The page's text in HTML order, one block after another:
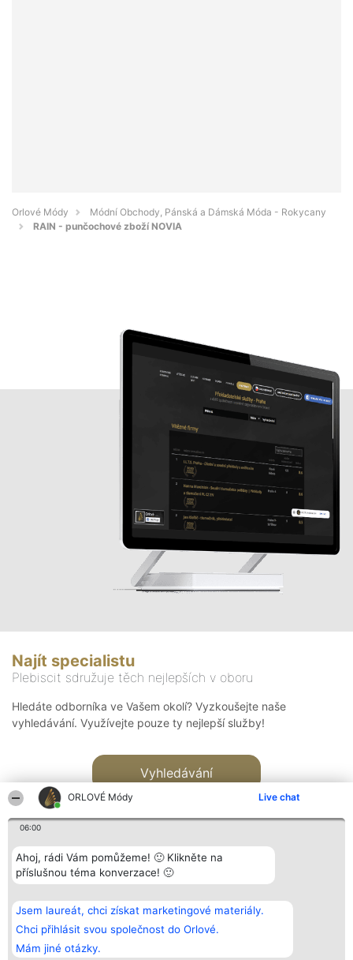
ORLOVÉ Módy Live chat
06:00
Ahoj, rádi Vám pomůžeme! 🙂 Klikněte na
příslušnou téma konverzace! 🙂
Jsem laureát, chci získat marketingové materiály.
Chci přihlásit svou společnost do Orlové.
Mám jiné otázky.
Orlové Módy
Módní Obchody, Pánská a Dámská Móda - Rokycany
RAIN - punčochové zboží NOVIA
Najít specialistu
Plebiscit sdružuje těch nejlepších v oboru
Hledáte odborníka ve Vašem okolí? Vyzkoušejte naše
vyhledávání. Využívejte pouze ty nejlepší služby!
Vyhledávání
Bright Side Solutions sp. z o.
o. sp. k.
ul. Ruska 22
Wrocław 50-079
KRS 0000749100 | Regon
Vítězové
Seznam všech
laureátů
Zásady
Kontakt